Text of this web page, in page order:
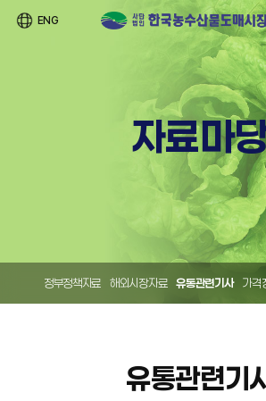
ENG
자료마
정부정책자료 해외시장자료 유통관련기사 가격
유통관련기